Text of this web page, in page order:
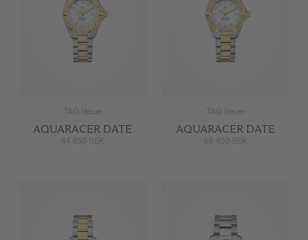
TAG Heuer
AQUARACER DATE
44 850 SEK
TAG Heuer
AQUARACER DATE
68 450 SEK